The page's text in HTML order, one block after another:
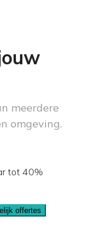
meerdere
omgeving.
tot 40%
offertes